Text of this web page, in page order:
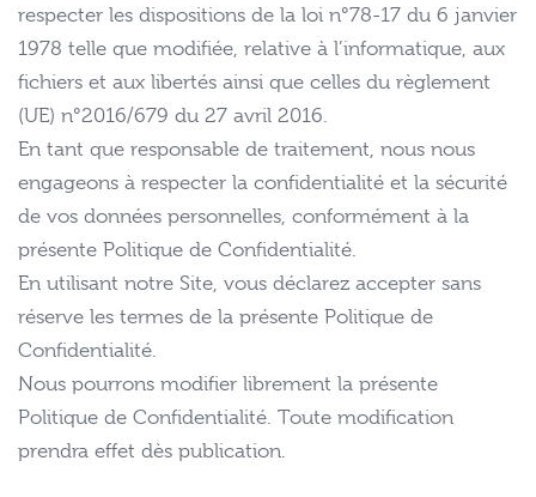
respecter les dispositions de la loi n°78-17 du 6 janvier
1978 telle que modifiée, relative à l’informatique, aux
fichiers et aux libertés ainsi que celles du règlement
(UE) n°2016/679 du 27 avril 2016.
En tant que responsable de traitement, nous nous
engageons à respecter la confidentialité et la sécurité
de vos données personnelles, conformément à la
présente Politique de Confidentialité.
En utilisant notre Site, vous déclarez accepter sans
réserve les termes de la présente Politique de
Confidentialité.
Nous pourrons modifier librement la présente
Politique de Confidentialité. Toute modification
prendra effet dès publication.